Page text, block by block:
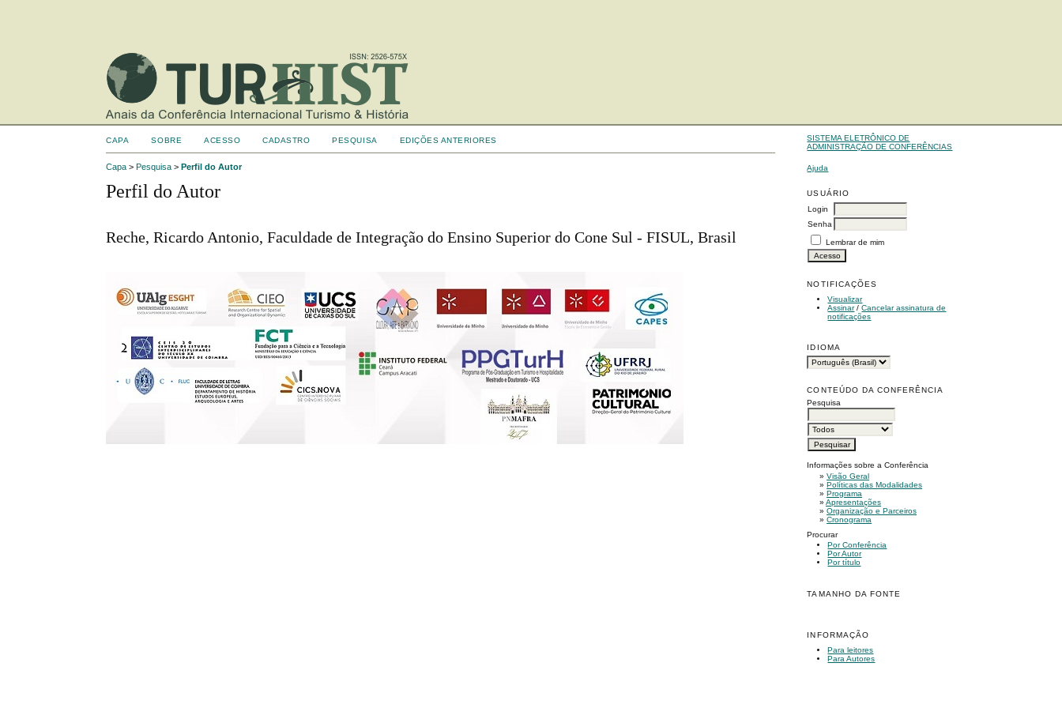
SISTEMA ELETRÔNICO DE
ADMINISTRAÇÃO DE CONFERÊNCIAS
Ajuda
USUÁRIO
Login
Senha
Lembrar de mim
NOTIFICAÇÕES
Visualizar
Assinar/Cancelar assinatura de
notificações
IDIOMA
CONTEÚDO DA CONFERÊNCIA
Pesquisa
Informações sobre a Conferência
»Visão Geral
»Políticas das Modalidades
»Programa
»Apresentações
»Organização e Parceiros
»Cronograma
Procurar
Por Conferência
Por Autor
Por título
TAMANHO DA FONTE
INFORMAÇÃO
Para leitores
Para Autores
CAPA SOBRE ACESSO CADASTRO PESQUISA EDIÇÕES ANTERIORES
Capa >Pesquisa >Perfil do Autor
Perfil do Autor
Reche, Ricardo Antonio, Faculdade de Integração do Ensino Superior do Cone Sul - FISUL, Brasil